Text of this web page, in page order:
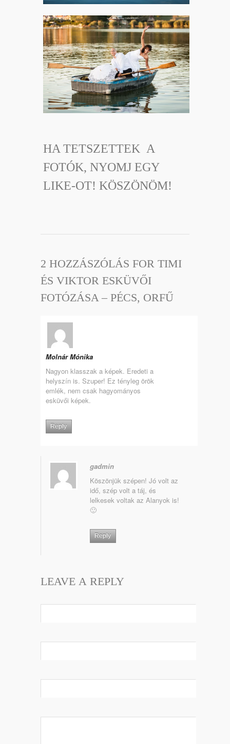
HA TETSZETTEK A
FOTÓK, NYOMJ EGY
LIKE-OT! KÖSZÖNÖM!
2 HOZZÁSZÓLÁS FOR TIMI
ÉS VIKTOR ESKÜVŐI
FOTÓZÁSA – PÉCS, ORFŰ
Molnár Mónika
Nagyon klasszak a képek. Eredeti a
helyszín is. Szuper! Ez tényleg örök
emlék, nem csak hagyományos
esküvői képek.
Reply
gadmin
Köszönjük szépen! Jó volt az
idő, szép volt a táj, és
lelkesek voltak az Alanyok is!
🙂
Reply
LEAVE A REPLY